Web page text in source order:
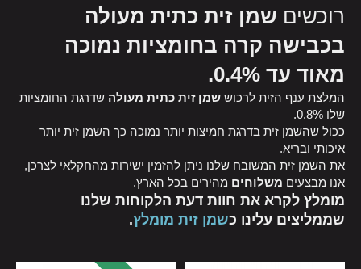
רוכשים שמן זית כתית מעולה
בכבישה קרה בחומציות נמוכה
מאוד עד 0.4%.
המלצת ענף הזית לרכוש שמן זית כתית מעולה שדרגת החומציות
שלו 0.8%.
ככול שהשמן זית בדרגת חמיצות יותר נמוכה כך השמן זית יותר
איכותי ובריא.
את השמן זית המשובח שלנו ניתן להזמין ישירות מהחקלאי לצרכן,
אנו מבצעים משלוחים מהירים בכל הארץ.
מומלץ לקרא את חוות דעת הלקוחות שלנו
שממליצים עלינו כשמן זית מומלץ.